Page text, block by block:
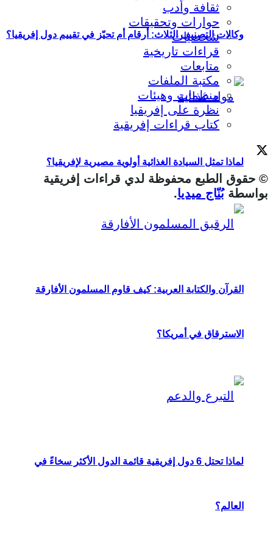
وكالات التصنيف الثلاث: أرقام أم تحيّز في تقييم دول إفريقيا؟
لماذا تمثل السيادة الغذائية أولوية مصيرية لإفريقيا؟
القرآن والكتابة العربية: كيف قاوم المسلمون الأفارقة
الاسترقاق في أمريكا؟
لماذا تحتل 6 دول إفريقية قائمة الدول الأكثر سخاءً في
العالم؟
ثقافة وأدب
حوارات وتحقيقات
شخصيات
قراءات تاريخية
متابعات
مكتبة الملفات
منظمات وهيئات
نظرة على إفريقيا
كتاب قراءات إفريقية
© حقوق الطبع محفوظة لدي قراءات إفريقية
بواسطةبُنّاج ميديا.